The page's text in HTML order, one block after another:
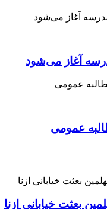
آغاز می‌شود
عمومی
بعثت خیابانی ازنا